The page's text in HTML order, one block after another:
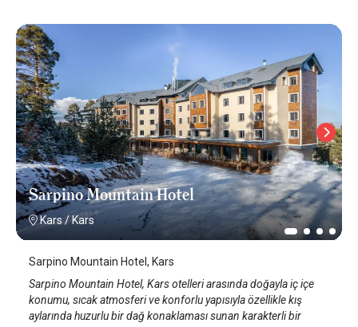
Sarpino Mountain Hotel
Kars / Kars
Sarpino Mountain Hotel, Kars
Sarpino Mountain Hotel, Kars otelleri arasında doğayla iç içe
konumu, sıcak atmosferi ve konforlu yapısıyla özellikle kış
aylarında huzurlu bir dağ konaklaması sunan karakterli bir